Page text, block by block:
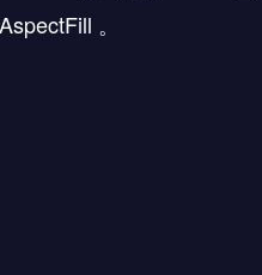
。